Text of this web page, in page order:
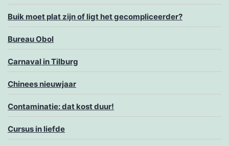
Buik moet plat zijn of ligt het gecompliceerder?
Bureau Obol
Carnaval in Tilburg
Chinees nieuwjaar
Contaminatie: dat kost duur!
Cursus in liefde